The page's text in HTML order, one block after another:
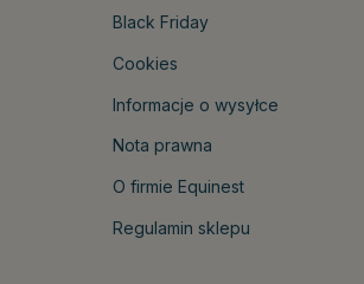
Black Friday
Cookies
Informacje o wysyłce
Nota prawna
O firmie Equinest
Regulamin sklepu